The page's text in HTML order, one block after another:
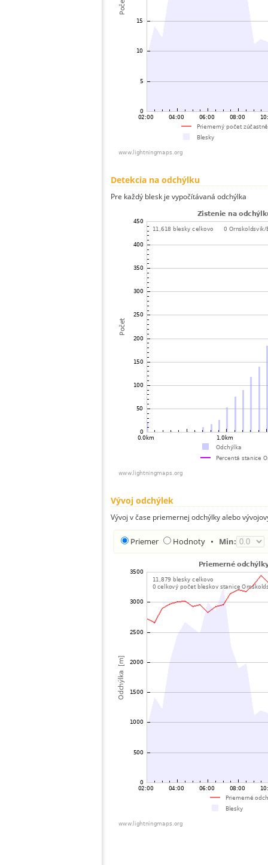
Detekcia na odchýlku
Pre každý blesk je vypočítávaná odchýlka
Vývoj odchýlek
Vývoj v čase priemernej odchýlky alebo
Priemer Hodnoty • Min: